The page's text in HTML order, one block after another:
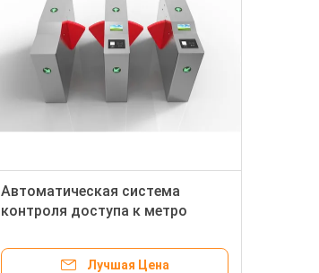
Автоматическая система
контроля доступа к метро
Лучшая Цена